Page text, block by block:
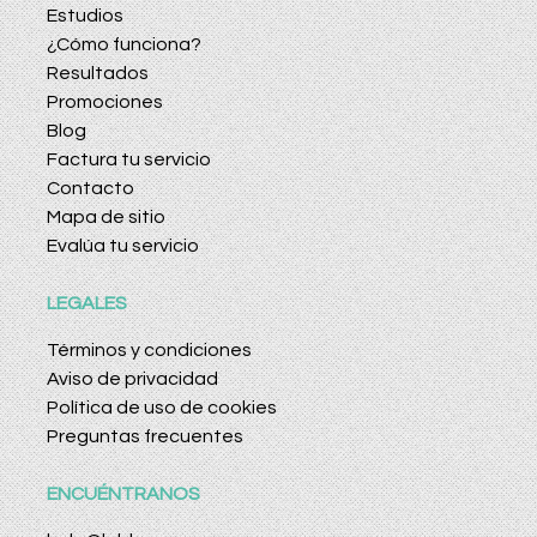
Estudios
¿Cómo funciona?
Resultados
Promociones
Blog
Factura tu servicio
Contacto
Mapa de sitio
Evalúa tu servicio
LEGALES
Términos y condiciones
Aviso de privacidad
Política de uso de cookies
Preguntas frecuentes
ENCUÉNTRANOS